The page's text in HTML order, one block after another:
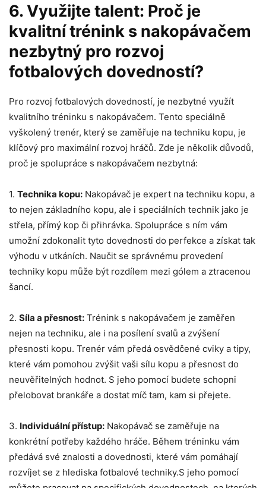
6. Využijte talent: Proč je
kvalitní trénink s nakopávačem
nezbytný pro rozvoj
fotbalových dovedností?
Pro rozvoj fotbalových dovedností, je nezbytné využít
kvalitního tréninku s nakopávačem. Tento speciálně
vyškolený trenér, který se zaměřuje na techniku kopu, je
klíčový pro maximální rozvoj hráčů. Zde je několik důvodů,
proč je spolupráce s nakopávačem nezbytná:
1. Technika kopu: Nakopávač je expert na techniku kopu, a
to nejen základního kopu, ale i speciálních technik jako je
střela, přímý kop či přihrávka. Spolupráce s ním vám
umožní zdokonalit tyto dovednosti do perfekce a získat tak
výhodu v utkáních. Naučit se správnému provedení
techniky kopu může být rozdílem mezi gólem a ztracenou
šancí.
2. Síla a přesnost: Trénink s nakopávačem je zaměřen
nejen na techniku, ale i na posílení svalů a zvýšení
přesnosti kopu. Trenér vám předá osvědčené cviky a tipy,
které vám pomohou zvýšit vaši sílu kopu a přesnost do
neuvěřitelných hodnot. S jeho pomocí budete schopni
přelobovat brankáře a dostat míč tam, kam si přejete.
3. Individuální přístup: Nakopávač se zaměřuje na
konkrétní potřeby každého hráče. Během tréninku vám
předává své znalosti a dovednosti, které vám pomáhají
rozvíjet se z hlediska fotbalové techniky.S jeho pomocí